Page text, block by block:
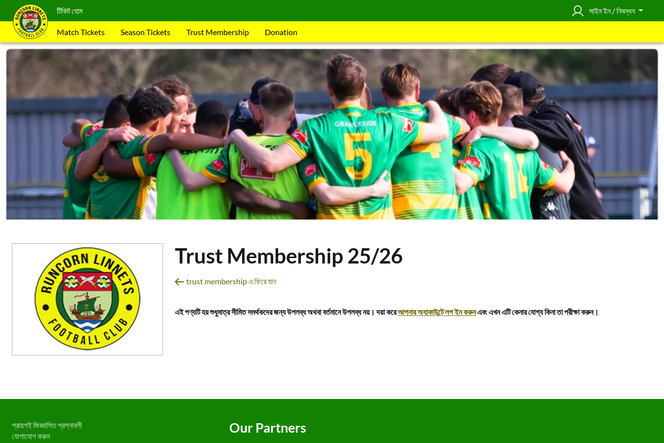
টিকিট হোম সাইন ইন / নিবন্ধন
Match Tickets Season Tickets Trust Membership Donation
Trust Membership 25/26
trust membership এ ফিরে যান
এই পণ্যটি হয় শুধুমাত্র সীমিত সমর্থকদের জন্য উপলব্ধ অথবা বর্তমানে উপলব্ধ নয়। দয়া করেআপনার অ্যাকাউন্টে লগ ইন করুনএবং এখন এটি কেনার যোগ্য কিনা তা পরীক্ষা করুন।
প্রায়শই জিজ্ঞাসিত প্রশ্নাবলী
যোগাযোগ করুন
Our Partners